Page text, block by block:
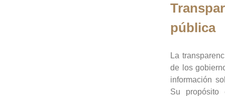
pública
La
de los
información
Su propósito